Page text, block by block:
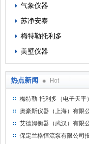
气象仪器
苏净安泰
梅特勒托利多
美壁仪器
热点新闻 Hot
梅特勒-托利多（电子天平
单
奥豪斯仪器（上海）有限
价单
艾德姆衡器（武汉）有限
价单
保定兰格恒流泵有限公司